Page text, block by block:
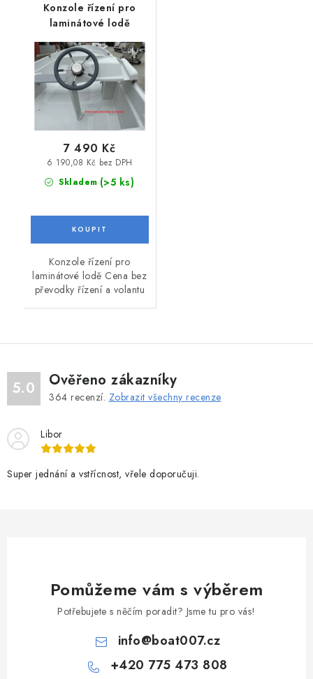
Konzole řízení pro
laminátové lodě
Skladem (>5 ks)
6 190,08 Kč bez DPH
7 490 Kč
Konzole řízení pro
laminátové lodě Cena bez
převodky řízení a volantu
5.0 Ověřeno zákazníky
364 recenzí. Zobrazit všechny recenze
Libor
Super jednání a vstřícnost, vřele doporučuji.
Pomůžeme vám s výběrem
Potřebujete s něčím poradit? Jsme tu pro vás!
info@boat007.cz
+420 775 473 808